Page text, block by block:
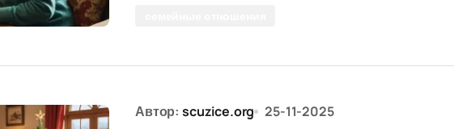
Автор: scuzice.org 25-11-2025